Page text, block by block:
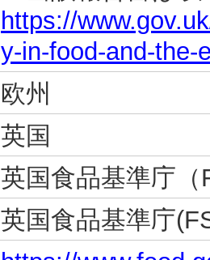
https://
y-in-food-and-the-
欧州
英国
英国食品基準庁（
英国食品基準庁